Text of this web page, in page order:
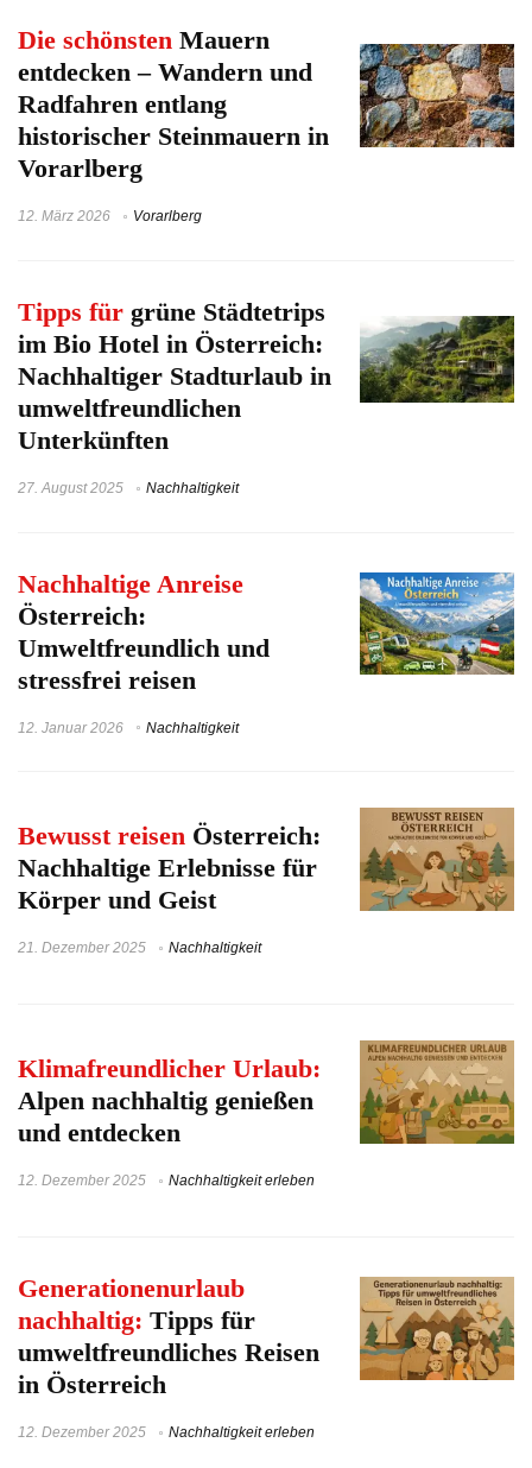
Die schönsten Mauern
entdecken – Wandern und
Radfahren entlang
historischer Steinmauern in
Vorarlberg
12. März 2026 Vorarlberg
Tipps für grüne Städtetrips
im Bio Hotel in Österreich:
Nachhaltiger Stadturlaub in
umweltfreundlichen
Unterkünften
27. August 2025 Nachhaltigkeit
Nachhaltige Anreise
Österreich:
Umweltfreundlich und
stressfrei reisen
12. Januar 2026 Nachhaltigkeit
Bewusst reisen Österreich:
Nachhaltige Erlebnisse für
Körper und Geist
21. Dezember 2025 Nachhaltigkeit
Klimafreundlicher Urlaub:
Alpen nachhaltig genießen
und entdecken
12. Dezember 2025 Nachhaltigkeit erleben
Generationenurlaub
nachhaltig: Tipps für
umweltfreundliches Reisen
in Österreich
12. Dezember 2025 Nachhaltigkeit erleben